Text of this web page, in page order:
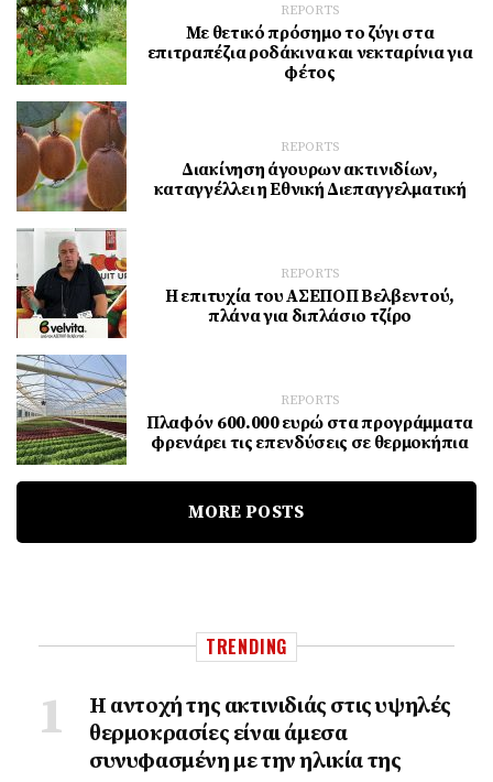
REPORTS
Με θετικό πρόσημο το ζύγι στα
επιτραπέζια ροδάκινα και νεκταρίνια για
φέτος
REPORTS
Διακίνηση άγουρων ακτινιδίων,
καταγγέλλει η Εθνική Διεπαγγελματική
REPORTS
Η επιτυχία του ΑΣΕΠΟΠ Βελβεντού,
πλάνα για διπλάσιο τζίρο
REPORTS
Πλαφόν 600.000 ευρώ στα προγράμματα
φρενάρει τις επενδύσεις σε θερμοκήπια
MORE POSTS
TRENDING
Η αντοχή της ακτινιδιάς στις υψηλές
θερμοκρασίες είναι άμεσα
συνυφασμένη με την ηλικία της